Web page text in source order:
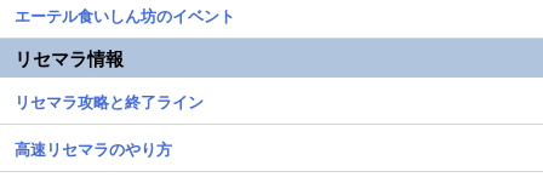
エーテル食いしん坊のイベント
リセマラ情報
リセマラ攻略と終了ライン
高速リセマラのやり方